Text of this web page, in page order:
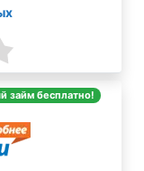
займ бесплатно!